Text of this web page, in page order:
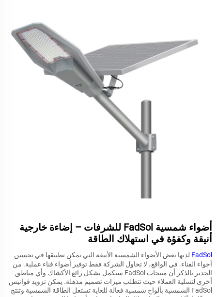
أضواء شمسية FadSol للشرفات – إضاءة خارجية
أنيقة وكفؤة في استهلاك الطاقة
FadSolلديها بعض الأضواء الشمسية الأنيقة التي يمكن تطبيقها في تحسين
أجواء الفناء. في الواقع، لا تحاول الشركة فقط توفير أضواء فناء عملية. من
الجدير بالذكر أن منتجات FadSol ستكمل بشكل رائع الأكشاك وأي مناطق
أخرى لتسلية العملاء حيث تتطلب ميزات تصميم مذهلة. يمكن تزويد فوانيس
FadSol الشمسية بألواح شمسية فعالة للغاية تستغل الطاقة الشمسية وتنتج